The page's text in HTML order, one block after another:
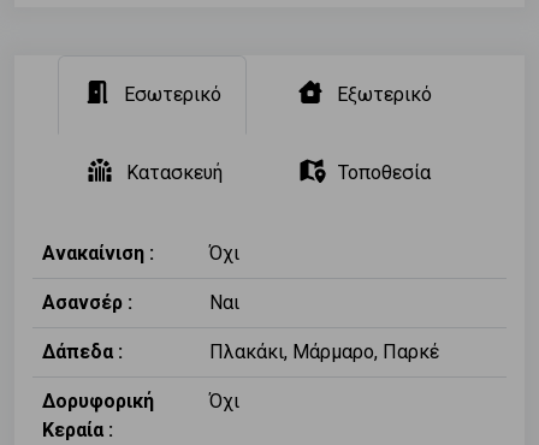
Εσωτερικό Εξωτερικό
Κατασκευή Τοποθεσία
Ανακαίνιση : Όχι
Ασανσέρ : Ναι
Δάπεδα : Πλακάκι, Μάρμαρο, Παρκέ
Δορυφορική
Κεραία :
Όχι